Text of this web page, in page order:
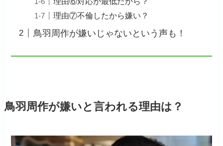
理由⑦不倫したから嫌い？
鳥羽周作が嫌いじゃないという声も！
鳥羽周作が嫌いと言われる理由は？